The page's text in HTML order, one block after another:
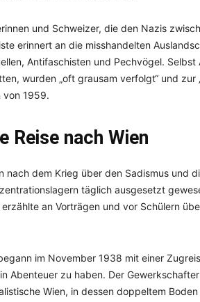
und Schweizer, die den Nazis
erinnert an die misshandelten
Antifaschisten und Pechvögel. Selbst
wurden „oft grausam verfolgt“ und
von 1959.
Reise nach Wien
nach dem Krieg über den Sadismus und
täglich ausgesetzt
an Vorträgen und vor Schülern
im November 1938 mit einer
Abenteuer zu haben. Der
Wien, in dessen doppeltem